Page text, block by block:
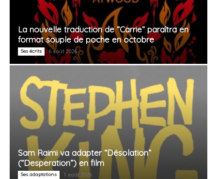
La nouvelle traduction de “Carrie” paraîtra en
format souple de poche en octobre
Ses écrits 6 août 2026
Sam Raimi va adapter “Désolation”
(“Desperation”) en film
Ses adaptations 1 août 2026